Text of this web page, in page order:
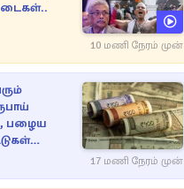
10 மணி நேரம் முன்
பழைய
17 மணி நேரம் முன்